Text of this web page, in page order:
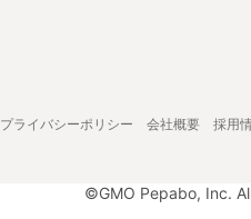
プライバシーポリシー 会社概要 採用
©GMO Pepabo, Inc.